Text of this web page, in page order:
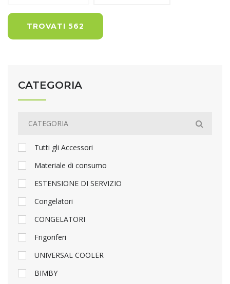
TROVATI 562
CATEGORIA
Tutti gli Accessori
Materiale di consumo
ESTENSIONE DI SERVIZIO
Congelatori
CONGELATORI
Frigoriferi
UNIVERSAL COOLER
BIMBY